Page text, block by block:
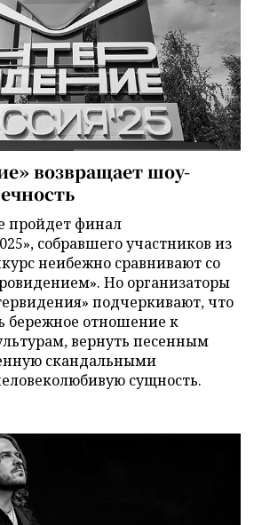
возвращает шоу-
пройдет финал
собравшего участников из
неибежно сравнивают со
Но организаторы
подчеркивают, что
бережное отношение к
вернуть песенным
скандальными
сущность.